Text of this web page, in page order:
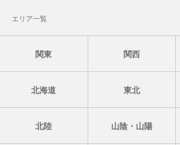
エリア一覧
関東 関西
北海道 東北
北陸 山陰・山陽